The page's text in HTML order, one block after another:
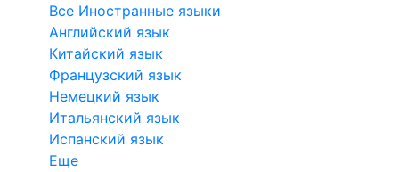
Все Иностранные языки
Английский язык
Китайский язык
Французский язык
Немецкий язык
Итальянский язык
Испанский язык
Еще